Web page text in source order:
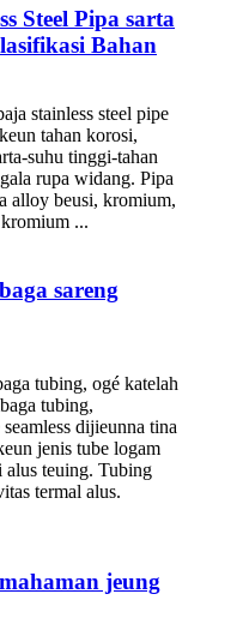
Steel Pipa sarta
Bahan
stainless steel pipe
tahan korosi,
suhu tinggi-tahan
rupa widang. Pipa
alloy beusi, kromium,
...
sareng
tubing, ogé katelah
tubing,
dijieunna tina
jenis tube logam
teuing. Tubing
termal alus.
jeung